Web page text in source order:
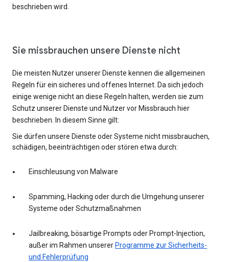
beschrieben wird.
Sie missbrauchen unsere Dienste nicht
Die meisten Nutzer unserer Dienste kennen die allgemeinen
Regeln für ein sicheres und offenes Internet. Da sich jedoch
einige wenige nicht an diese Regeln halten, werden sie zum
Schutz unserer Dienste und Nutzer vor Missbrauch hier
beschrieben. In diesem Sinne gilt:
Sie dürfen unsere Dienste oder Systeme nicht missbrauchen,
schädigen, beeinträchtigen oder stören etwa durch:
Einschleusung von Malware
Spamming, Hacking oder durch die Umgehung unserer
Systeme oder Schutzmaßnahmen
Jailbreaking, bösartige Prompts oder Prompt-Injection,
außer im Rahmen unserer Programme zur Sicherheits-
und Fehlerprüfung